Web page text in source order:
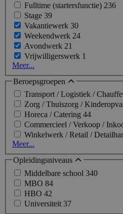
Fulltime (startersfunctie) 236
Stage 39
Vakantiewerk 30
Weekendwerk 24
Avondwerk 21
Vrijwilligerswerk 1
Meer...
Beroepsgroepen
Transport / Logistiek /
Zorg / Thuiszorg /
Horeca / Catering 44
Commercieel / Verkoop /
Winkelwerk / Retail /
Meer...
Opleidingsniveaus
Middelbare school 340
MBO 84
HBO 42
Universiteit 37